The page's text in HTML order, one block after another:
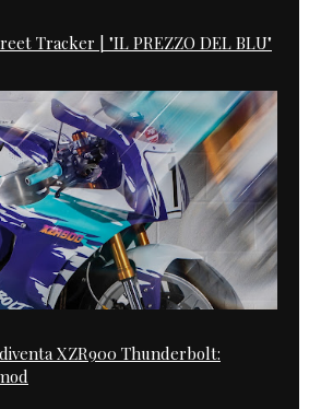
Tracker | "IL PREZZO DEL BLU"
XZR900 Thunderbolt: